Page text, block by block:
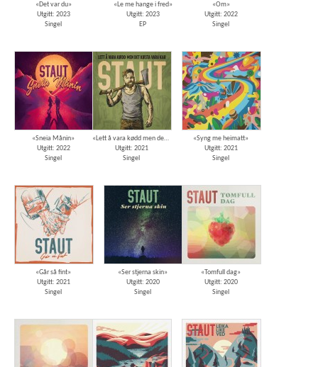
«Det var du»
Utgitt: 2023
Singel
«Le me hange i fred»
Utgitt: 2023
EP
«Om»
Utgitt: 2022
Singel
«Sneia Månin»
Utgitt: 2022
Singel
«Lett å vara kødd men det køsta vara kar»
Utgitt: 2021
Singel
«Syng me heimatt»
Utgitt: 2021
Singel
«Går så fint»
Utgitt: 2021
Singel
«Ser stjerna skin»
Utgitt: 2020
Singel
«Tomfull dag»
Utgitt: 2020
Singel